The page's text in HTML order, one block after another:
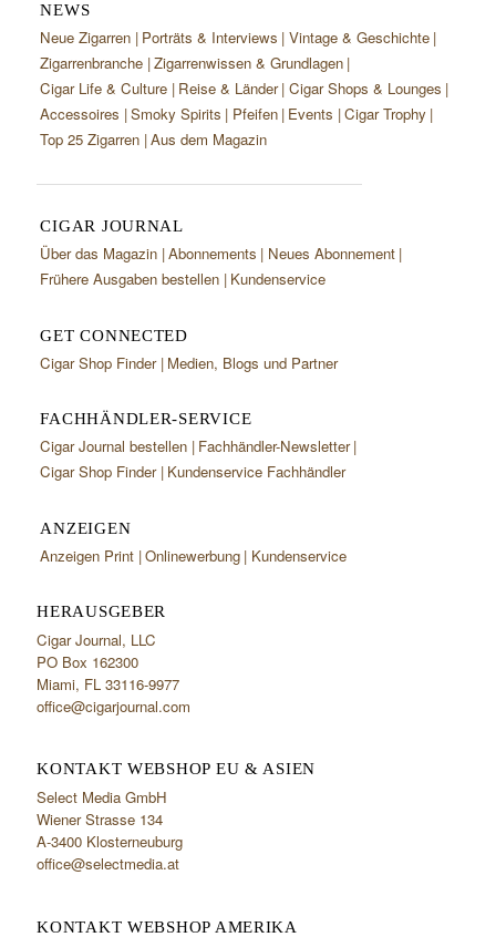
NEWS
Neue Zigarren Porträts & Interviews Vintage & Geschichte
Zigarrenbranche Zigarrenwissen & Grundlagen
Cigar Life & Culture Reise & Länder Cigar Shops & Lounges
Accessoires Smoky Spirits Pfeifen Events Cigar Trophy
Top 25 Zigarren Aus dem Magazin
CIGAR JOURNAL
Über das Magazin Abonnements
Neues Abonnement
Frühere Ausgaben bestellen Kundenservice
GET CONNECTED
Cigar Shop Finder Medien, Blogs und Partner
FACHHÄNDLER-SERVICE
Cigar Journal bestellen Fachhändler-Newsletter
Cigar Shop Finder Kundenservice Fachhändler
ANZEIGEN
Anzeigen Print Onlinewerbung Kundenservice
HERAUSGEBER
Cigar Journal, LLC
PO Box 162300
Miami, FL 33116-9977
office@cigarjournal.com
KONTAKT WEBSHOP EU & ASIEN
Select Media GmbH
Wiener Strasse 134
A-3400 Klosterneuburg
office@selectmedia.at
KONTAKT WEBSHOP AMERIKA